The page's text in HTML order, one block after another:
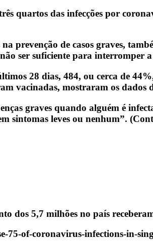
quartos das infecções por
prevenção de casos graves,
ser suficiente para interromper
28 dias, 484, ou cerca de
vacinadas, mostraram os dados
graves quando alguém é
sintomas leves ou nenhum”.
dos 5,7 milhões no país
75-of-coronavirus-infections-in-